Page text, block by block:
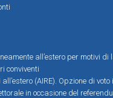
all’estero per motivi di
conviventi
(AIRE). Opzione di
in occasione del